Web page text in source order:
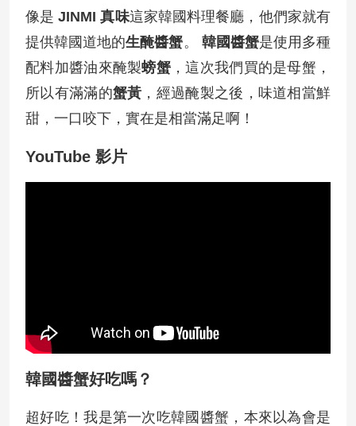
像是JINMI 真味這家韓國料理餐廳，他們家就有
提供韓國道地的生醃醬蟹。 韓國醬蟹是使用多種
配料加醬油來醃製螃蟹 ，這次我們買的是母蟹，
所以有滿滿的蟹黃 ，經過醃製之後，味道相當鮮
甜，一口咬下，實在是相當滿足啊！
YouTube 影片
韓國醬蟹好吃嗎？
超好吃！我是第一次吃韓國醬蟹，本來以為會是